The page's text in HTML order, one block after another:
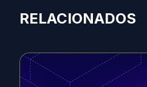
RELACIONADOS